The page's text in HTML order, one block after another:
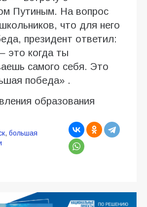
Путиным. На вопрос
что для него
президент ответил:
это когда ты
самого себя. Это
победа» .
образования
, большая